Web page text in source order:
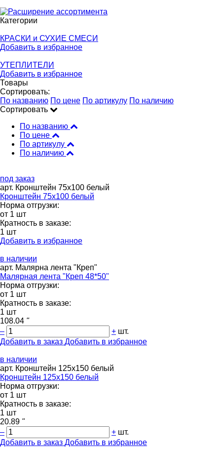
Категории
КРАСКИ и СУХИЕ СМЕСИ
Добавить в избранное
УТЕПЛИТЕЛИ
Добавить в избранное
Товары
Сортировать:
По названию По цене По артикулу По наличию
Сортировать
По названию
По цене
По артикулу
По наличию
под заказ
арт. Кронштейн 75х100 белый
Кронштейн 75х100 белый
Норма отгрузки:
от 1 шт
Кратность в заказе:
1 шт
Добавить в избранное
в наличии
арт. Малярна лента "Креп"
Малярная лента "Креп 48*50"
Норма отгрузки:
от 1 шт
Кратность в заказе:
1 шт
108.04 "
–
+ шт.
Добавить в заказ Добавить в избранное
в наличии
арт. Кронштейн 125х150 белый
Кронштейн 125х150 белый
Норма отгрузки:
от 1 шт
Кратность в заказе:
1 шт
20.89 "
–
+ шт.
Добавить в заказ Добавить в избранное